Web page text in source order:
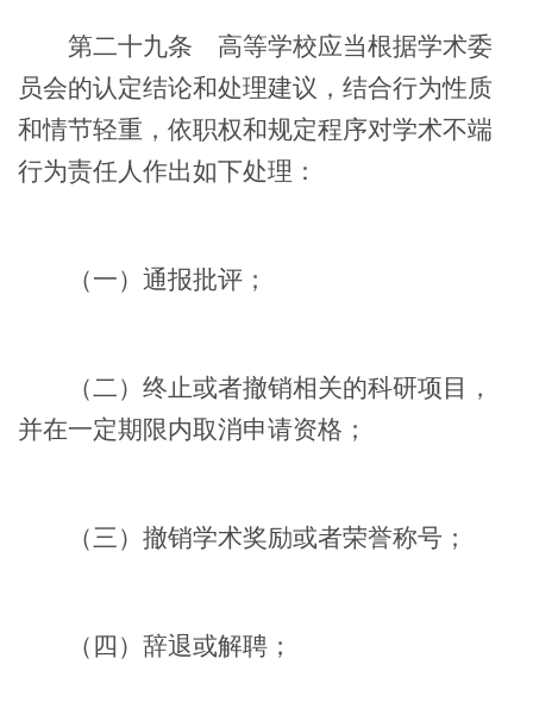
第二十九条 高等学校应当根据学术委
员会的认定结论和处理建议，结合行为性质
和情节轻重，依职权和规定程序对学术不端
行为责任人作出如下处理：
（一）通报批评；
（二）终止或者撤销相关的科研项目，
并在一定期限内取消申请资格；
（三）撤销学术奖励或者荣誉称号；
（四）辞退或解聘；